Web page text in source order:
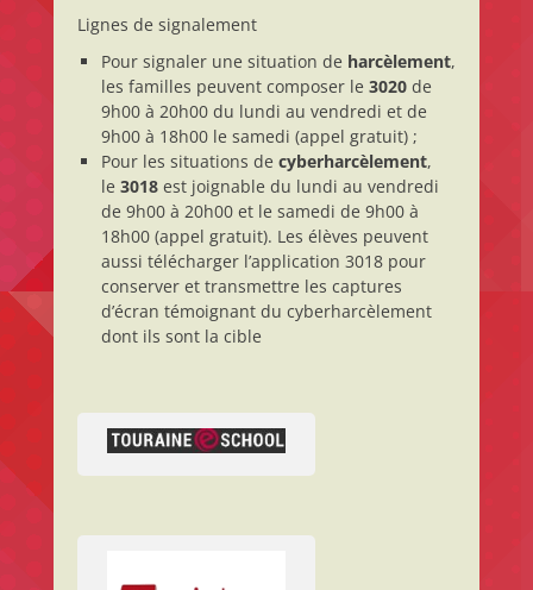
Lignes de signalement
Pour signaler une situation de harcèlement,
les familles peuvent composer le 3020de
9h00 à 20h00 du lundi au vendredi et de
9h00 à 18h00 le samedi (appel gratuit) ;
Pour les situations de cyberharcèlement,
le 3018est joignable du lundi au vendredi
de 9h00 à 20h00 et le samedi de 9h00 à
18h00 (appel gratuit). Les élèves peuvent
aussi télécharger l’application 3018 pour
conserver et transmettre les captures
d’écran témoignant du cyberharcèlement
dont ils sont la cible